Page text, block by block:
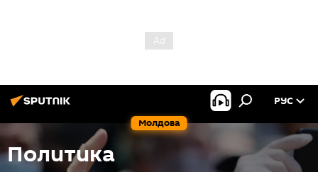
Молдова
РУС
Политика